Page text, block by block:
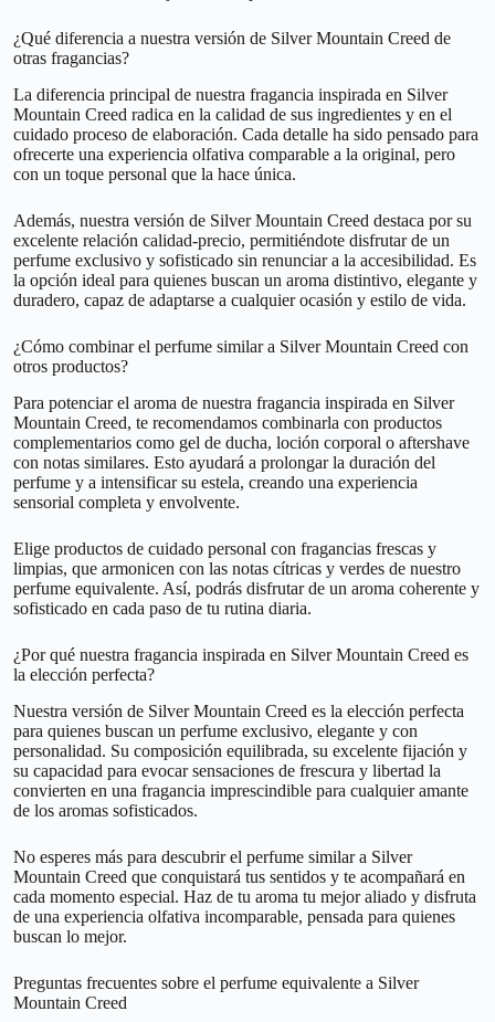
¿Qué diferencia a nuestra versión de Silver Mountain Creed de
otras fragancias?
La diferencia principal de nuestra fragancia inspirada en Silver
Mountain Creed radica en la calidad de sus ingredientes y en el
cuidado proceso de elaboración. Cada detalle ha sido pensado para
ofrecerte una experiencia olfativa comparable a la original, pero
con un toque personal que la hace única.
Además, nuestra versión de Silver Mountain Creed destaca por su
excelente relación calidad-precio, permitiéndote disfrutar de un
perfume exclusivo y sofisticado sin renunciar a la accesibilidad. Es
la opción ideal para quienes buscan un aroma distintivo, elegante y
duradero, capaz de adaptarse a cualquier ocasión y estilo de vida.
¿Cómo combinar el perfume similar a Silver Mountain Creed con
otros productos?
Para potenciar el aroma de nuestra fragancia inspirada en Silver
Mountain Creed, te recomendamos combinarla con productos
complementarios como gel de ducha, loción corporal o aftershave
con notas similares. Esto ayudará a prolongar la duración del
perfume y a intensificar su estela, creando una experiencia
sensorial completa y envolvente.
Elige productos de cuidado personal con fragancias frescas y
limpias, que armonicen con las notas cítricas y verdes de nuestro
perfume equivalente. Así, podrás disfrutar de un aroma coherente y
sofisticado en cada paso de tu rutina diaria.
¿Por qué nuestra fragancia inspirada en Silver Mountain Creed es
la elección perfecta?
Nuestra versión de Silver Mountain Creed es la elección perfecta
para quienes buscan un perfume exclusivo, elegante y con
personalidad. Su composición equilibrada, su excelente fijación y
su capacidad para evocar sensaciones de frescura y libertad la
convierten en una fragancia imprescindible para cualquier amante
de los aromas sofisticados.
No esperes más para descubrir el perfume similar a Silver
Mountain Creed que conquistará tus sentidos y te acompañará en
cada momento especial. Haz de tu aroma tu mejor aliado y disfruta
de una experiencia olfativa incomparable, pensada para quienes
buscan lo mejor.
Preguntas frecuentes sobre el perfume equivalente a Silver
Mountain Creed